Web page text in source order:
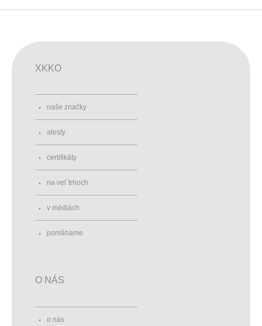
XKKO
naše značky
atesty
certifikáty
na vel´trhoch
v médiách
pomáhame
O NÁS
o nás